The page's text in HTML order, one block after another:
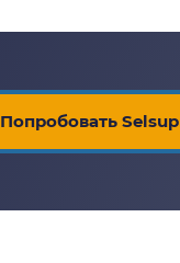
Попробовать Selsup